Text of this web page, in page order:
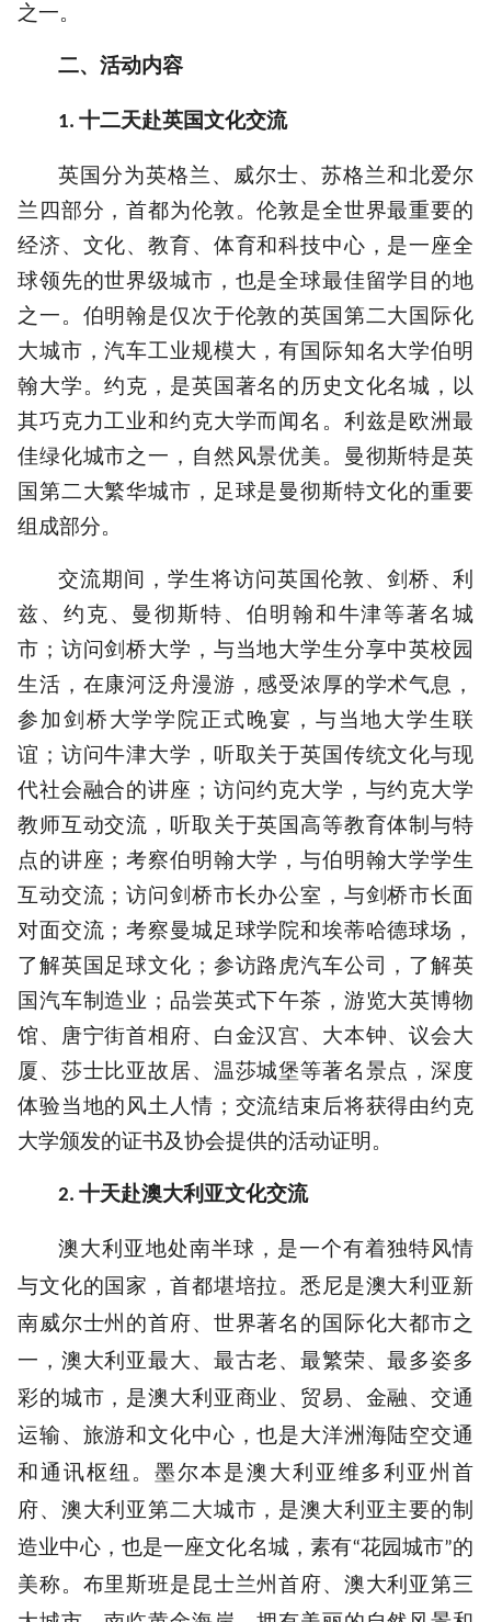
之一。
二、活动内容
1. 十二天赴英国文化交流
英国分为英格兰、威尔士、苏格兰和北爱尔
兰四部分，首都为伦敦。伦敦是全世界最重要的
经济、文化、教育、体育和科技中心，是一座全
球领先的世界级城市，也是全球最佳留学目的地
之一。伯明翰是仅次于伦敦的英国第二大国际化
大城市，汽车工业规模大，有国际知名大学伯明
翰大学。约克，是英国著名的历史文化名城，以
其巧克力工业和约克大学而闻名。利兹是欧洲最
佳绿化城市之一，自然风景优美。曼彻斯特是英
国第二大繁华城市，足球是曼彻斯特文化的重要
组成部分。
交流期间，学生将访问英国伦敦、剑桥、利
兹、约克、曼彻斯特、伯明翰和牛津等著名城
市；访问剑桥大学，与当地大学生分享中英校园
生活，在康河泛舟漫游，感受浓厚的学术气息，
参加剑桥大学学院正式晚宴，与当地大学生联
谊；访问牛津大学，听取关于英国传统文化与现
代社会融合的讲座；访问约克大学，与约克大学
教师互动交流，听取关于英国高等教育体制与特
点的讲座；考察伯明翰大学，与伯明翰大学学生
互动交流；访问剑桥市长办公室，与剑桥市长面
对面交流；考察曼城足球学院和埃蒂哈德球场，
了解英国足球文化；参访路虎汽车公司，了解英
国汽车制造业；品尝英式下午茶，游览大英博物
馆、唐宁街首相府、白金汉宫、大本钟、议会大
厦、莎士比亚故居、温莎城堡等著名景点，深度
体验当地的风土人情；交流结束后将获得由约克
大学颁发的证书及协会提供的活动证明。
2. 十天赴澳大利亚文化交流
澳大利亚地处南半球，是一个有着独特风情
与文化的国家，首都堪培拉。悉尼是澳大利亚新
南威尔士州的首府、世界著名的国际化大都市之
一，澳大利亚最大、最古老、最繁荣、最多姿多
彩的城市，是澳大利亚商业、贸易、金融、交通
运输、旅游和文化中心，也是大洋洲海陆空交通
和通讯枢纽。墨尔本是澳大利亚维多利亚州首
府、澳大利亚第二大城市，是澳大利亚主要的制
造业中心，也是一座文化名城，素有“花园城市”的
美称。布里斯班是昆士兰州首府、澳大利亚第三